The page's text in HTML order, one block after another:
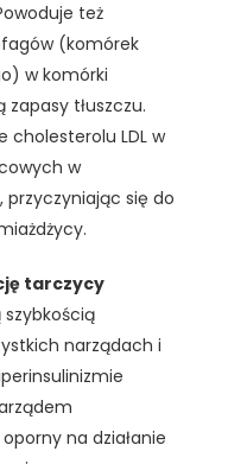
też
(komórek
w komórki
tłuszczu.
cholesterolu LDL w
w
się do
tarczycy
narządach i
na działanie